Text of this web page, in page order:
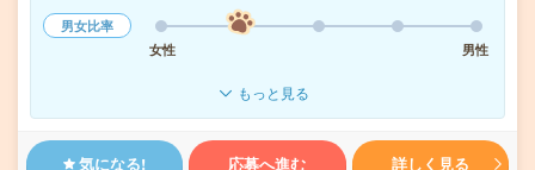
男女比率
女性
男性
もっと見る
気になる! 応募へ進む 詳しく見る